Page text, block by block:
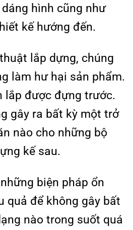
hình cũng như
kế hướng đến.
lắp dựng, chúng
làm hư hại sản phẩm.
lắp được đựng trước.
gây ra bất kỳ một trở
nào cho những bộ
kế sau.
biện pháp ổn
quả để không gây bất
nào trong suốt quá